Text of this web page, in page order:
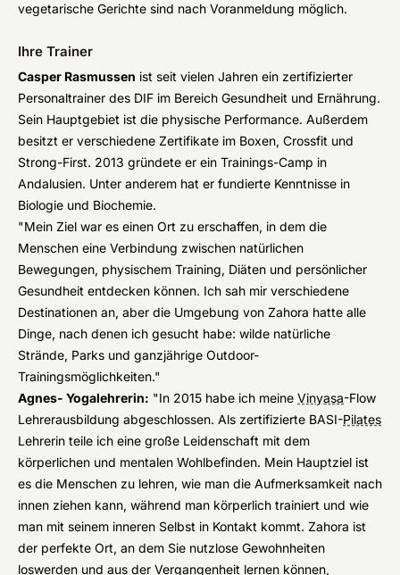
vegetarische Gerichte sind nach Voranmeldung möglich.
Ihre Trainer
Casper Rasmussen ist seit vielen Jahren ein zertifizierter
Personaltrainer des DIF im Bereich Gesundheit und Ernährung.
Sein Hauptgebiet ist die physische Performance. Außerdem
besitzt er verschiedene Zertifikate im Boxen, Crossfit und
Strong-First. 2013 gründete er ein Trainings-Camp in
Andalusien. Unter anderem hat er fundierte Kenntnisse in
Biologie und Biochemie.
"Mein Ziel war es einen Ort zu erschaffen, in dem die
Menschen eine Verbindung zwischen natürlichen
Bewegungen, physischem Training, Diäten und persönlicher
Gesundheit entdecken können. Ich sah mir verschiedene
Destinationen an, aber die Umgebung von Zahora hatte alle
Dinge, nach denen ich gesucht habe: wilde natürliche
Strände, Parks und ganzjährige Outdoor-
Trainingsmöglichkeiten."
Agnes- Yogalehrerin: "In 2015 habe ich meine Vinyasa-Flow
Lehrerausbildung abgeschlossen. Als zertifizierte BASI-Pilates
Lehrerin teile ich eine große Leidenschaft mit dem
körperlichen und mentalen Wohlbefinden. Mein Hauptziel ist
es die Menschen zu lehren, wie man die Aufmerksamkeit nach
innen ziehen kann, während man körperlich trainiert und wie
man mit seinem inneren Selbst in Kontakt kommt. Zahora ist
der perfekte Ort, an dem Sie nutzlose Gewohnheiten
loswerden und aus der Vergangenheit lernen können,